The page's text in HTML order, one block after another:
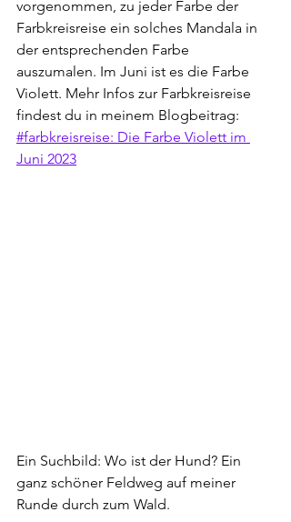
vorgenommen, zu jeder Farbe der
Farbkreisreise ein solches Mandala in
der entsprechenden Farbe
auszumalen. Im Juni ist es die Farbe
Violett. Mehr Infos zur Farbkreisreise
findest du in meinem Blogbeitrag:
#farbkreisreise: Die Farbe Violett im
Juni 2023
Ein Suchbild: Wo ist der Hund? Ein
ganz schöner Feldweg auf meiner
Runde durch zum Wald.